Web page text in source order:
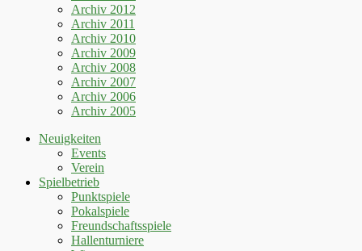
Archiv 2012
Archiv 2011
Archiv 2010
Archiv 2009
Archiv 2008
Archiv 2007
Archiv 2006
Archiv 2005
Neuigkeiten
Events
Verein
Spielbetrieb
Punktspiele
Pokalspiele
Freundschaftsspiele
Hallenturniere